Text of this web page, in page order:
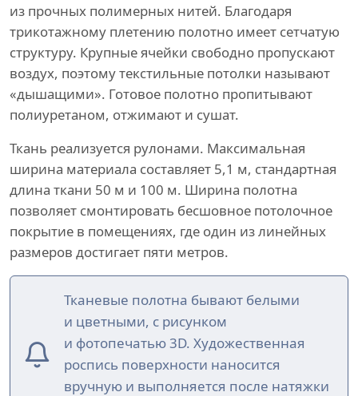
из прочных полимерных нитей. Благодаря
трикотажному плетению полотно имеет сетчатую
структуру. Крупные ячейки свободно пропускают
воздух, поэтому текстильные потолки называют
«дышащими». Готовое полотно пропитывают
полиуретаном, отжимают и сушат.
Ткань реализуется рулонами. Максимальная
ширина материала составляет 5,1 м, стандартная
длина ткани 50 м и 100 м. Ширина полотна
позволяет смонтировать бесшовное потолочное
покрытие в помещениях, где один из линейных
размеров достигает пяти метров.
Тканевые полотна бывают белыми
и цветными, с рисунком
и фотопечатью 3D. Художественная
роспись поверхности наносится
вручную и выполняется после натяжки